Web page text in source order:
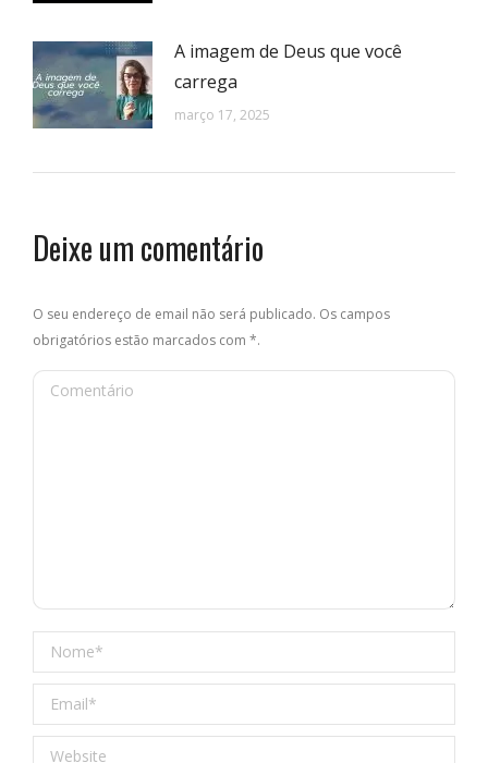
A imagem de Deus que você
carrega
março 17, 2025
Deixe um comentário
O seu endereço de email não será publicado. Os campos
obrigatórios estão marcados com *.
Comentário
Nome *
Email *
Website